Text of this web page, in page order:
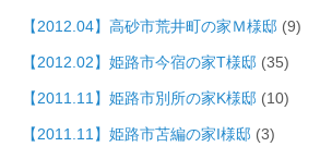
【2012.04】高砂市荒井町の家Ｍ様邸 (9)
【2012.02】姫路市今宿の家T様邸 (35)
【2011.11】姫路市別所の家K様邸 (10)
【2011.11】姫路市苫編の家I様邸 (3)